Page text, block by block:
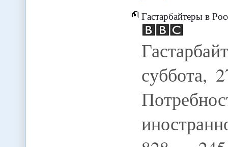
Гастарбайтеры в
суббота,